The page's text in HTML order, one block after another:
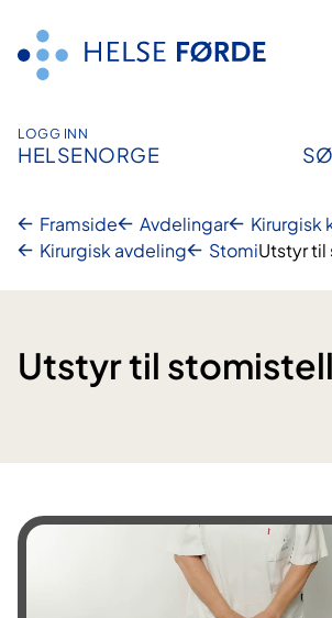
innhald
LOGG INN
HELSENORGE
Framside Avdelingar
Kirurgisk
Kirurgisk avdeling
StomiUtstyr
Utstyr til stomistell